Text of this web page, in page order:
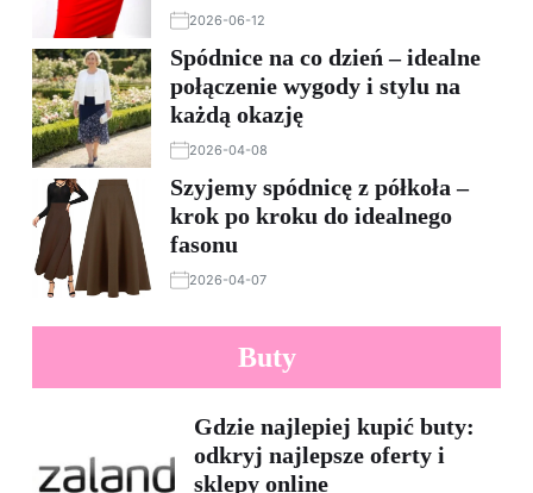
2026-06-12
Spódnice na co dzień – idealne
połączenie wygody i stylu na
każdą okazję
2026-04-08
Szyjemy spódnicę z półkoła –
krok po kroku do idealnego
fasonu
2026-04-07
Buty
Gdzie najlepiej kupić buty:
odkryj najlepsze oferty i
sklepy online